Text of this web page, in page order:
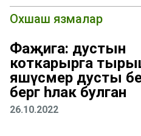
Охшаш язмалар
Фаҗига: дустын
коткарырга
яшүсмер дусты
бергә һәлак булган
26.10.2022